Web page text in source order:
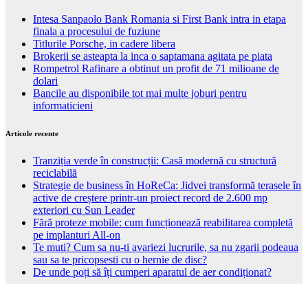
Intesa Sanpaolo Bank Romania si First Bank intra in etapa
finala a procesului de fuziune
Titlurile Porsche, in cadere libera
Brokerii se asteapta la inca o saptamana agitata pe piata
Rompetrol Rafinare a obtinut un profit de 71 milioane de
dolari
Bancile au disponibile tot mai multe joburi pentru
informaticieni
Articole recente
Tranziția verde în construcții: Casă modernă cu structură
reciclabilă
Strategie de business în HoReCa: Jidvei transformă terasele în
active de creștere printr-un proiect record de 2.600 mp
exteriori cu Sun Leader
Fără proteze mobile: cum funcționează reabilitarea completă
pe implanturi All-on
Te muti? Cum sa nu-ti avariezi lucrurile, sa nu zgarii podeaua
sau sa te pricopsesti cu o hernie de disc?
De unde poți să îți cumperi aparatul de aer condiționat?